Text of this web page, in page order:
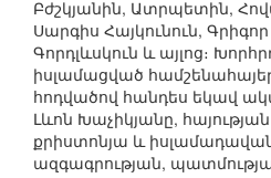
Բժշկյանին, Ատրպետին,
Սարգիս Հայկունուն,
Գորդլևսկուն և այլոց։
իսլամացված
հոդվածով հանդես եկավ
Լևոն Խաչիկյանը,
քրիստոնյա և
ազգագրության,